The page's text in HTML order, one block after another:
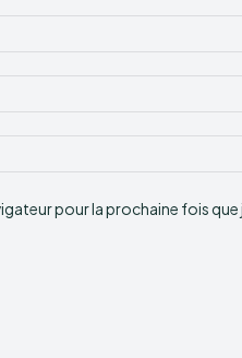
pour la prochaine fois que